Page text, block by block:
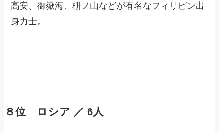
高安、御嶽海、枡ノ山などが有名なフィリピン出
身力士。
８位 ロシア ／ 6人